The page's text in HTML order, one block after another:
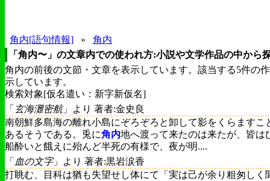
角内[語句情報] »
角内
「角内〜」の文章内での使われ方:小説や文学作品の中から
角内の前後の文節・文章を表示しています。該当する5件の
示しています。
検索対象[仮名遣い：新字新仮名]
「 玄海灘密航」より 著者:金史良
南朝鮮多島海の離れ小島にぞろぞろと卸して影をくらますこ
あるそうである。兎に角内地へ渡って来たのは来たが、皆は
船酔いと餓えに殆んど半死の有様で、夜が明....
「 血の文字」より 著者:黒岩涙香
打眺む、目科は猶も失望せし体にて「実は己が余り粗匆しく